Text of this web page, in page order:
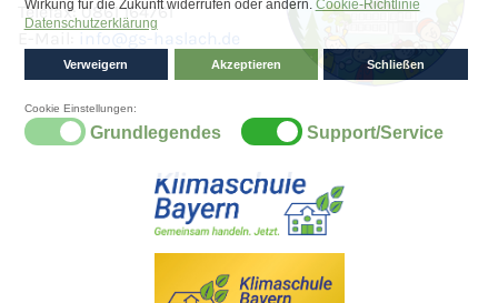
Telefax: 0861 164761
info@gs-haslach.de